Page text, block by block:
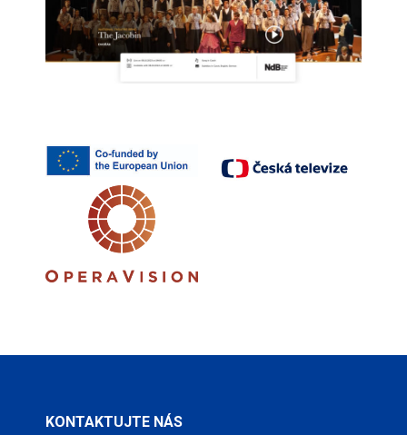
KONTAKTUJTE NÁS